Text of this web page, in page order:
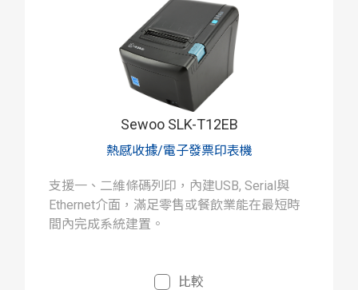
Sewoo SLK-T12EB
熱感收據/電子發票印表機
支援一、二維條碼列印，內建USB, Serial與
Ethernet介面，滿足零售或餐飲業能在最短時
間內完成系統建置。
比較